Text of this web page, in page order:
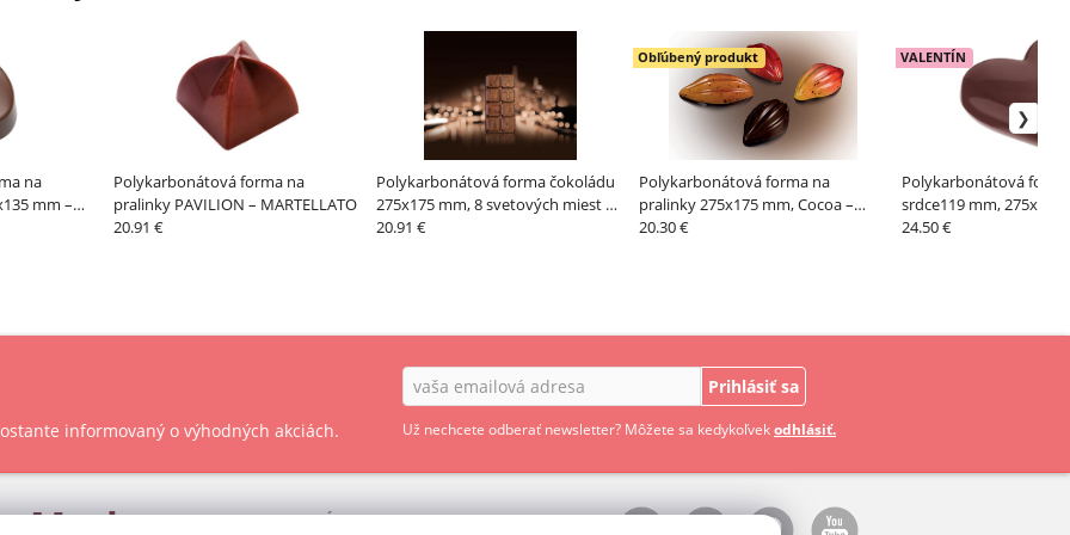
na
mm –
Polykarbonátová forma na
pralinky PAVILION – MARTELLATO
20.91 €
Polykarbonátová forma čokoládu
275x175 mm, 8 svetových miest –
MARTELLATO
20.91 €
Polykarbonátová forma na
pralinky 275x175 mm, Cocoa –
MARTELLATO
Obľúbený produkt
20.30 €
Polykarbonátová
srdce119 mm, 275x135
CHOCOLATE WORLD
VALENTÍN
24.50 €
informovaný o výhodných akciách.
Prihlásiť sa
Už nechcete odberať newsletter? Môžete sa kedykoľvekodhlásiť.
OBCHODNÉ PODMIENKY - SPOTREBITEĽ